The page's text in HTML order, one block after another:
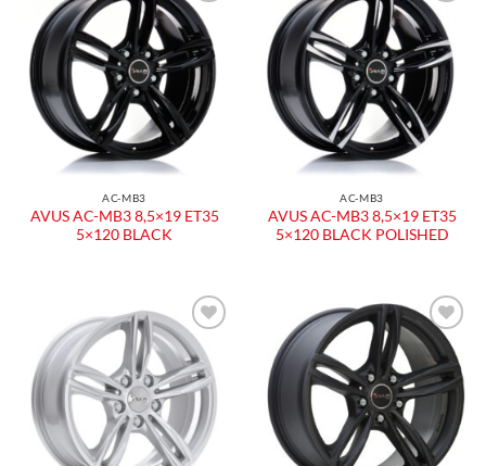
AC-MB3
AVUS AC-MB3 8,5×19 ET35
5×120 BLACK
AC-MB3
AVUS AC-MB3 8,5×19 ET35
5×120 BLACK POLISHED